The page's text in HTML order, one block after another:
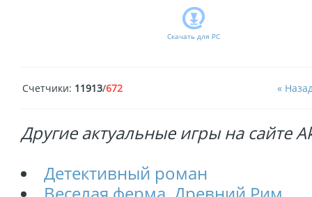
Скачать для PC
«
Счетчики: 11913/672
Другие актуальные игры на сайте
Детективный роман